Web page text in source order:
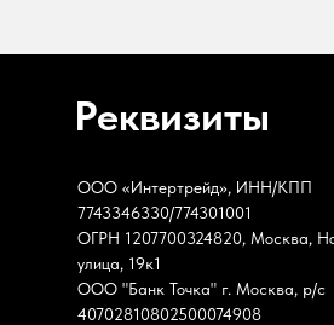
Реквизиты
ООО «Интертрейд», ИНН/КПП
7743346330/774301001
ОГРН 1207700324820, Москва,
улица, 19к1
ООО "Банк Точка" г. Москва, р/с
40702810802500074908